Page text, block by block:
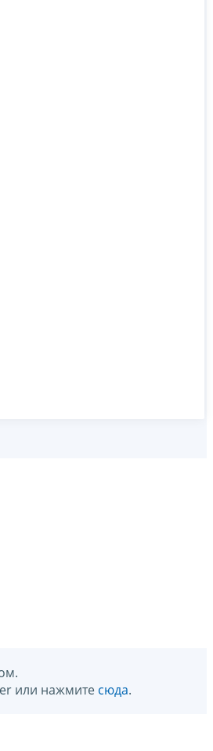
или нажмите сюда.